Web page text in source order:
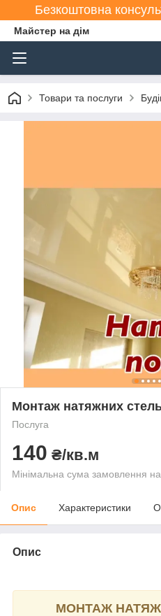
Безкоштовна
Майстер на дім
Товари та послуги
Монтаж натяжних
Послуга
140 ₴/кв.м
Мінімальна сума замовлення
Опис Характеристики
Опис
МОНТАЖ